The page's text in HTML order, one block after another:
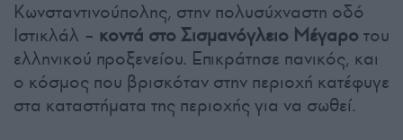
Κωνσταντινούπολης, στην πολυσύχναστη οδό
Ιστικλάλ – κοντά στο Σισμανόγλειο Μέγαροτου
ελληνικού προξενείου. Επικράτησε πανικός, και
ο κόσμος που βρισκόταν στην περιοχή κατέφυγε
στα καταστήματα της περιοχής για να σωθεί.